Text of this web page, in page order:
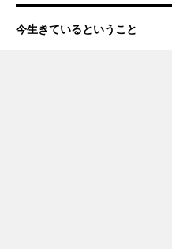
今生きているということ